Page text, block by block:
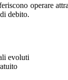
operare
debito.
evoluti